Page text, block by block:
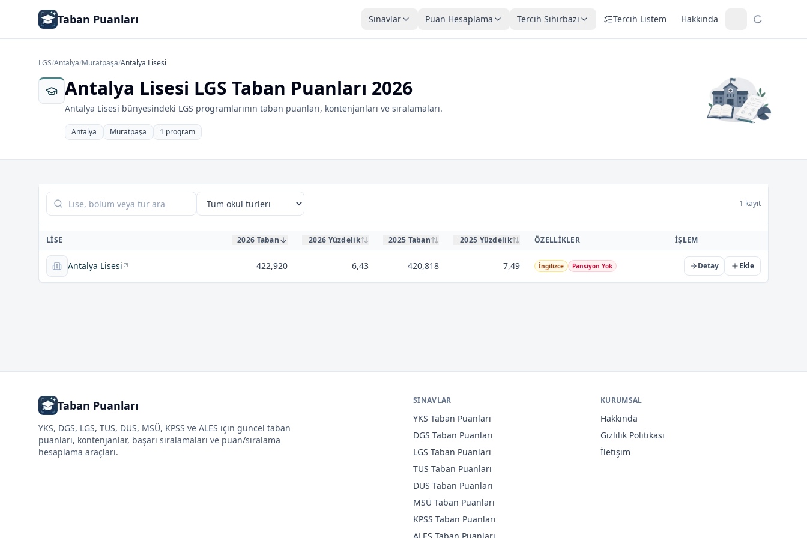
Taban Puanları Sınavlar Puan Hesaplama Tercih Sihirbazı Tercih Listem Hakkında
LGS/Antalya/Muratpaşa/Antalya Lisesi
Antalya Lisesi LGS Taban Puanları 2026
Antalya Lisesi bünyesindeki LGS programlarının taban puanları, kontenjanları ve sıralamaları.
Antalya Muratpaşa 1 program
Tabloda ara 1 kayıt
LISE 2026 Taban 2026 Yüzdelik 2025 Taban 2025 Yüzdelik ÖZELLIKLER İŞLEM
Antalya Lisesi 422,920 6,43 420,818 7,49 İngilizce Pansiyon Yok Detay Ekle
Taban Puanları
YKS, DGS, LGS, TUS, DUS, MSÜ, KPSS ve ALES için güncel taban
puanları, kontenjanlar, başarı sıralamaları ve puan/sıralama
hesaplama araçları.
SINAVLAR
YKS Taban Puanları
DGS Taban Puanları
LGS Taban Puanları
TUS Taban Puanları
DUS Taban Puanları
MSÜ Taban Puanları
KPSS Taban Puanları
KURUMSAL
Hakkında
Gizlilik Politikası
İletişim